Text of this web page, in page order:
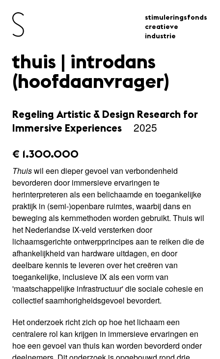
stimuleringsfonds
creatieve
industrie
thuis | introdans
(hoofdaanvrager)
Regeling Artistic & Design Research for
Immersive Experiences
2025
amount_issued:
€ 1.300.000
Thuiswil een dieper gevoel van verbondenheid
bevorderen door immersieve ervaringen te
herinterpreteren als een belichaamde en toegankelijke
praktijk in (semi-)openbare ruimtes, waarbij dans en
beweging als kernmethoden worden gebruikt. Thuis wil
het Nederlandse IX-veld versterken door
lichaamsgerichte ontwerpprincipes aan te reiken die de
afhankelijkheid van hardware uitdagen, en door
deelbare kennis te leveren over het creëren van
toegankelijke, inclusieve IX als een vorm van
'maatschappelijke infrastructuur' die sociale cohesie en
collectief saamhorigheidsgevoel bevordert.
Het onderzoek richt zich op hoe het lichaam een
centralere rol kan krijgen in immersieve ervaringen en
hoe een gevoel van thuis kan worden bevorderd onder